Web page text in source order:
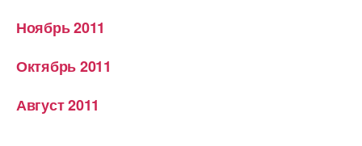
Ноябрь 2011
Октябрь 2011
Август 2011